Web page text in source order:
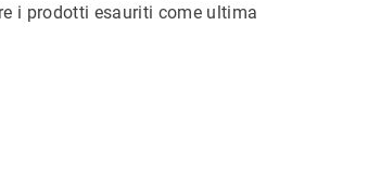
i prodotti esauriti come ultima